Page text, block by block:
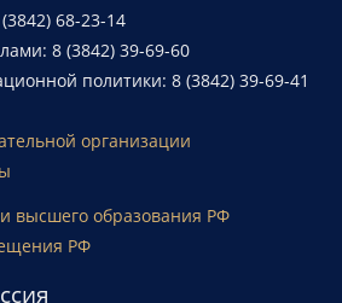
68-23-14
8 (3842) 39-69-60
политики: 8 (3842) 39-69-41
организации
высшего образования РФ
РФ